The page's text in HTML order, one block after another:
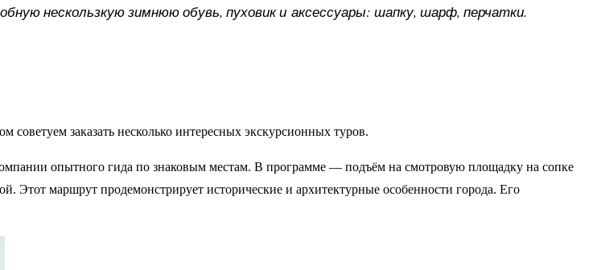
нескользкую зимнюю обувь, пуховик и аксессуары: шапку, шарф, перчатки.
советуем заказать несколько интересных экскурсионных туров.
опытного гида по знаковым местам. В программе — подъём на смотровую площадку на сопке
маршрут продемонстрирует исторические и архитектурные особенности города. Его